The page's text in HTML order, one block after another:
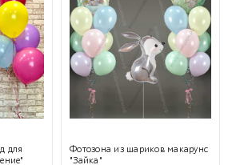
для
Фотозона из шариков макарунс
"Зайка"